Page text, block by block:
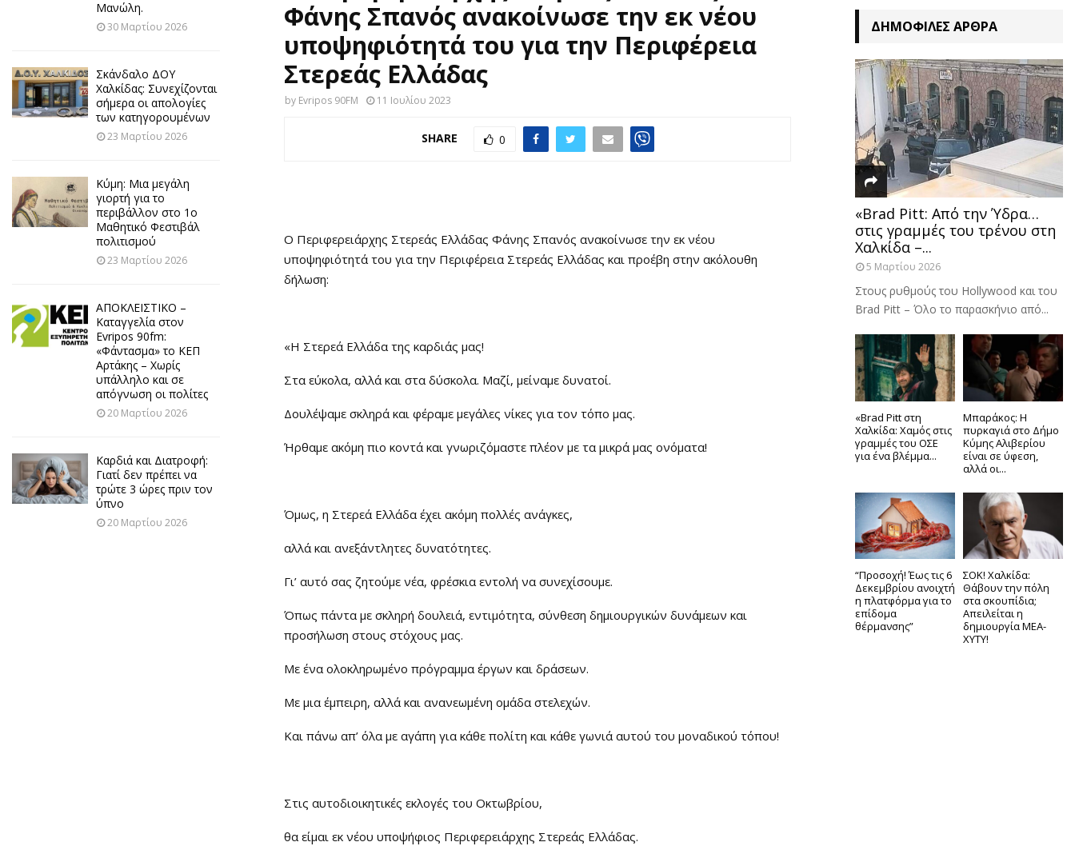
Φάνης Σπανός ανακοίνωσε την εκ νέου
υποψηφιότητά του για την Περιφέρεια
Στερεάς Ελλάδας
by Evripos 90FM 11 Ιουλίου 2023
SHARE 0
Ο Περιφερειάρχης Στερεάς Ελλάδας Φάνης Σπανός ανακοίνωσε την εκ νέου
υποψηφιότητά του για την Περιφέρεια Στερεάς Ελλάδας και προέβη στην ακόλουθη
δήλωση:
«Η Στερεά Ελλάδα της καρδιάς μας!
Στα εύκολα, αλλά και στα δύσκολα. Μαζί, μείναμε δυνατοί.
Δουλέψαμε σκληρά και φέραμε μεγάλες νίκες για τον τόπο μας.
Ήρθαμε ακόμη πιο κοντά και γνωριζόμαστε πλέον με τα μικρά μας ονόματα!
Όμως, η Στερεά Ελλάδα έχει ακόμη πολλές ανάγκες,
αλλά και ανεξάντλητες δυνατότητες.
Γι’ αυτό σας ζητούμε νέα, φρέσκια εντολή να συνεχίσουμε.
Όπως πάντα με σκληρή δουλειά, εντιμότητα, σύνθεση δημιουργικών δυνάμεων και
προσήλωση στους στόχους μας.
Με ένα ολοκληρωμένο πρόγραμμα έργων και δράσεων.
Με μια έμπειρη, αλλά και ανανεωμένη ομάδα στελεχών.
Και πάνω απ’ όλα με αγάπη για κάθε πολίτη και κάθε γωνιά αυτού του μοναδικού τόπου!
Στις αυτοδιοικητικές εκλογές του Οκτωβρίου,
θα είμαι εκ νέου υποψήφιος Περιφερειάρχης Στερεάς Ελλάδας.
Μανώλη.
30 Μαρτίου 2026
Σκάνδαλο ΔΟΥ
Χαλκίδας: Συνεχίζονται
σήμερα οι απολογίες
των κατηγορουμένων
23 Μαρτίου 2026
Κύμη: Μια μεγάλη
γιορτή για το
περιβάλλον στο 1ο
Μαθητικό Φεστιβάλ
πολιτισμού
23 Μαρτίου 2026
ΑΠΟΚΛΕΙΣΤΙΚΟ –
Καταγγελία στον
Evripos 90fm:
«Φάντασμα» το ΚΕΠ
Αρτάκης – Χωρίς
υπάλληλο και σε
απόγνωση οι πολίτες
20 Μαρτίου 2026
Καρδιά και Διατροφή:
Γιατί δεν πρέπει να
τρώτε 3 ώρες πριν τον
ύπνο
20 Μαρτίου 2026
ΔΗΜΟΦΙΛΈΣ ΆΡΘΡΑ
«Brad Pitt: Από την Ύδρα…
στις γραμμές του τρένου στη
Χαλκίδα –...
5 Μαρτίου 2026
Στους ρυθμούς του Hollywood και του
Brad Pitt – Όλο το παρασκήνιο από...
«Brad Pitt στη
Χαλκίδα: Χαμός στις
γραμμές του ΟΣΕ
για ένα βλέμμα...
Μπαράκος: Η
πυρκαγιά στο Δήμο
Κύμης Αλιβερίου
είναι σε ύφεση,
αλλά οι...
“Προσοχή! Έως τις 6
Δεκεμβρίου ανοιχτή
η πλατφόρμα για το
επίδομα
θέρμανσης”
ΣΟΚ! Χαλκίδα:
Θάβουν την πόλη
στα σκουπίδια;
Απειλείται η
δημιουργία ΜΕΑ-
ΧΥΤΥ!